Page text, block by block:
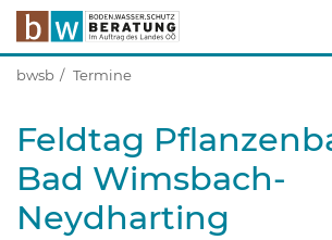
bwsb Termine
Feldtag
Bad Wimsbach-
Neydharting